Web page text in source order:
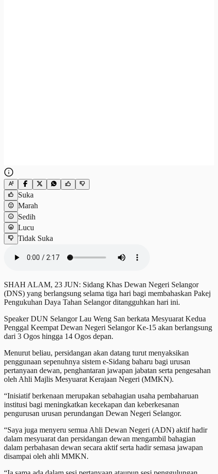
Suka
Marah
Sedih
Lucu
Tidak Suka
SHAH ALAM, 23 JUN: Sidang Khas Dewan Negeri Selangor
(DNS) yang berlangsung selama tiga hari bagi membahaskan Pakej
Pengukuhan Daya Tahan Selangor ditangguhkan hari ini.
Speaker DUN Selangor Lau Weng San berkata Mesyuarat Kedua
Penggal Keempat Dewan Negeri Selangor Ke-15 akan berlangsung
dari 3 Ogos hingga 14 Ogos depan.
Menurut beliau, persidangan akan datang turut menyaksikan
penggunaan sepenuhnya sistem e-Sidang baharu bagi urusan
pertanyaan dewan, penghantaran jawapan jabatan serta pengesahan
oleh Ahli Majlis Mesyuarat Kerajaan Negeri (MMKN).
“Inisiatif berkenaan merupakan sebahagian usaha pembaharuan
institusi bagi meningkatkan kecekapan dan keberkesanan
pengurusan urusan perundangan Dewan Negeri Selangor.
“Saya juga menyeru semua Ahli Dewan Negeri (ADN) aktif hadir
dalam mesyuarat dan persidangan dewan mengambil bahagian
dalam perbahasan dewan secara aktif serta hadir semasa jawapan
disampai oleh ahli MMKN.